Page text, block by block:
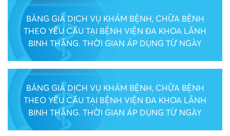
BẢNG GIÁ DỊCH VỤ KHÁM BỆNH, CHỮA BỆNH
THEO YÊU CẦU TẠI BỆNH VIỆN ĐA KHOA LÃNH
BINH THĂNG. THỜI GIAN ÁP DỤNG TỪ NGÀY
BẢNG GIÁ DỊCH VỤ KHÁM BỆNH, CHỮA BỆNH
THEO YÊU CẦU TẠI BỆNH VIỆN ĐA KHOA LÃNH
BINH THĂNG. THỜI GIAN ÁP DỤNG TỪ NGÀY